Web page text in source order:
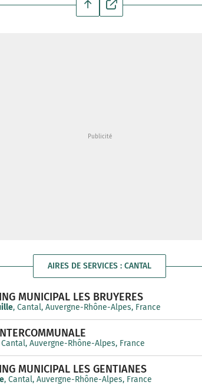
AIRES DE SERVICES : CANTAL
MUNICIPAL LES BRUYERES
, Cantal, Auvergne-Rhône-Alpes, France
Cantal, Auvergne-Rhône-Alpes, France
MUNICIPAL LES GENTIANES
, Cantal, Auvergne-Rhône-Alpes, France